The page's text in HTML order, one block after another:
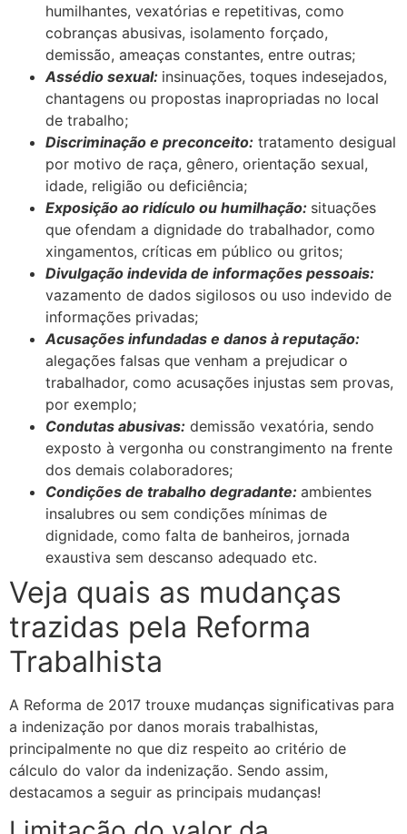
humilhantes, vexatórias e repetitivas, como
cobranças abusivas, isolamento forçado,
demissão, ameaças constantes, entre outras;
Assédio sexual: insinuações, toques indesejados,
chantagens ou propostas inapropriadas no local
de trabalho;
Discriminação e preconceito: tratamento desigual
por motivo de raça, gênero, orientação sexual,
idade, religião ou deficiência;
Exposição ao ridículo ou humilhação: situações
que ofendam a dignidade do trabalhador, como
xingamentos, críticas em público ou gritos;
Divulgação indevida de informações pessoais:
vazamento de dados sigilosos ou uso indevido de
informações privadas;
Acusações infundadas e danos à reputação:
alegações falsas que venham a prejudicar o
trabalhador, como acusações injustas sem provas,
por exemplo;
Condutas abusivas: demissão vexatória, sendo
exposto à vergonha ou constrangimento na frente
dos demais colaboradores;
Condições de trabalho degradante: ambientes
insalubres ou sem condições mínimas de
dignidade, como falta de banheiros, jornada
exaustiva sem descanso adequado etc.
Veja quais as mudanças
trazidas pela Reforma
Trabalhista
A Reforma de 2017 trouxe mudanças significativas para
a indenização por danos morais trabalhistas,
principalmente no que diz respeito ao critério de
cálculo do valor da indenização. Sendo assim,
destacamos a seguir as principais mudanças!